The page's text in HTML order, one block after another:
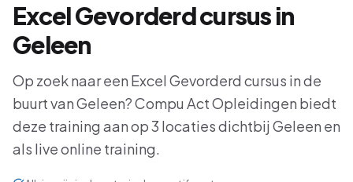
Excel Basis Beginner
Excel: Draaitabellen en Grafieken Gevorderd
Excel: Analyse en Rapportage
Word
Word Gevorderd Gevorderd
Word: Complexe Documenten Gevorderd
Outlook Alles-in-een Beginner
Outlook en Time Management
PowerPoint
PowerPoint Alles-in-een
Power BI
Excel Gevorderdcursus in
Geleen
Op zoek naar een Excel Gevorderd cursus in de
buurt vanGeleen? Compu Act Opleidingen biedt
deze training aan op3 locaties dichtbij Geleen en
als live online training.